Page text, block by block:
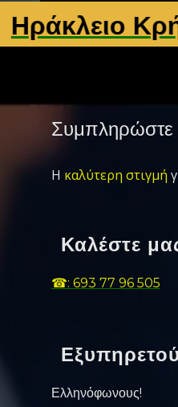
Κρήτης
Συμπληρώστε
Η καλύτερη στιγμή
Καλέστε
☎: 693 77 96 505
Ελληνόφωνους!